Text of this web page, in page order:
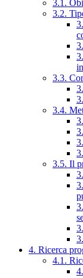
3.1.
3.2.
3.3.
3.4.
3.5. Il
4. Ricerca
4.1.